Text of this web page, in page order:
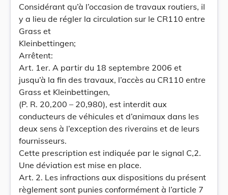
Considérant qu’à l’occasion de travaux routiers, il
y a lieu de régler la circulation sur le CR110 entre
Grass et
Kleinbettingen;
Arrêtent:
Art. 1er. A partir du 18 septembre 2006 et
jusqu’à la fin des travaux, l’accès au CR110 entre
Grass et Kleinbettingen,
(P. R. 20,200 – 20,980), est interdit aux
conducteurs de véhicules et d’animaux dans les
deux sens à l’exception des riverains et de leurs
fournisseurs.
Cette prescription est indiquée par le signal C,2.
Une déviation est mise en place.
Art. 2. Les infractions aux dispositions du présent
règlement sont punies conformément à l’article 7